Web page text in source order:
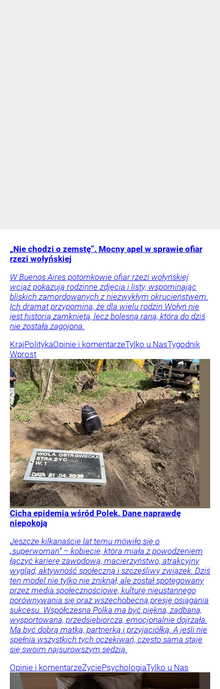
„Nie chodzi o zemstę”. Mocny apel w sprawie ofiar
rzezi wołyńskiej
W Buenos Aires potomkowie ofiar rzezi wołyńskiej
wciąż pokazują rodzinne zdjęcia i listy, wspominając
bliskich zamordowanych z niezwykłym okrucieństwem.
Ich dramat przypomina, że dla wielu rodzin Wołyń nie
jest historią zamkniętą, lecz bolesną raną, która do dziś
nie została zagojona.
KrajPolitykaOpinie i komentarzeTylko u NasTygodnik
Wprost
Cicha epidemia wśród Polek. Dane naprawdę
niepokoją
Jeszcze kilkanaście lat temu mówiło się o
„superwoman” – kobiecie, która miała z powodzeniem
łączyć karierę zawodową, macierzyństwo, atrakcyjny
wygląd, aktywność społeczną i szczęśliwy związek. Dziś
ten model nie tylko nie zniknął, ale został spotęgowany
przez media społecznościowe, kulturę nieustannego
porównywania się oraz wszechobecną presję osiągania
sukcesu. Współczesna Polka ma być piękna, zadbana,
wysportowana, przedsiębiorcza, emocjonalnie dojrzała.
Ma być dobrą matką, partnerką i przyjaciółką. A jeśli nie
spełnia wszystkich tych oczekiwań, często sama staje
się swoim najsurowszym sędzią.
Opinie i komentarzeŻyciePsychologiaTylko u Nas